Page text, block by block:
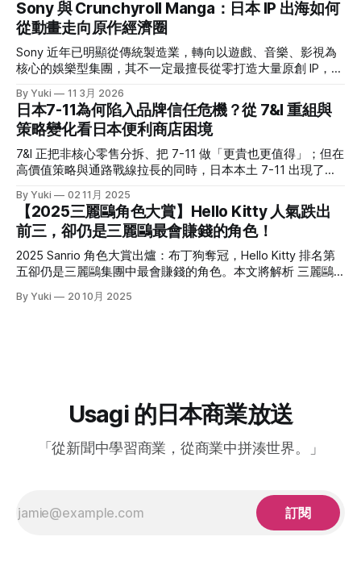
氣平價服飾店」的品牌，為什麼能連五年刷新營收？ 乍看し
まむら這個名字，可能一時間會不知道它是誰；但如果說到
「思夢樂」，那大家應該就有印象了。台灣思夢樂背後的母公
司就是しまむら集團。翻看其最新一期財報(1)，營收已經連創
5 年新高，一年約 6,600 億日幣的規模，直逼無印良品。 在
日本 20-30歲女生喜歡的平價品牌調查中，しまむら的排行甚
至不輸 UNIQLO。 可以說，現在的しまむら跟我腦海中的「平
價＋基本款」差很多，不只一堆聯名款服飾，版型也沒那麼
「老氣」，重點是價格依然友善。 究竟しまむら是靠著什麼
樣的商業模式在競爭激烈的日本服飾品牌中存活？又是靠著什
麼樣的經營策略屢屢能夠在日本社群上掀起話題？ 這篇文章
將帶大家解析しまむら集團背後的故事。 しまむら到底是一
家什麼樣的公司？
Sony 與 Crunchyroll Manga：日本 IP 出海如何
從動畫走向原作經濟圈
Sony 近年已明顯從傳統製造業，轉向以遊戲、音樂、影視為
核心的娛樂型集團，其不一定最擅長從零打造大量原創 IP，但
2021年，Sony 收購美國的 Crunchyroll，並與自家的
Funimation 合併，之後其逐漸成為日本以外最具代表性的動畫
串流平台之一。意識到近年動畫粉反哺原作的巨大經濟潛力
後，Crunchyroll 在去年 10 月正式於美國與加拿大推出
Crunchyroll Manga。 ◎本文重點 * Sony 近年已明顯轉型為娛
讓它更有能力透過投資、併購與整合，放大既有 IP 的價值。 *
日本 IP 出海雖然常靠動畫打開知名度，但原作端的承接一直
不完整；海外很多觀眾看得到動畫，卻接不到正版漫畫，導致
熱度停在平台外，甚至流向盜版。 * Crunchyroll Manga 的意
義，不只是多一個漫畫功能，
By Yuki 11 3月 2026
日本7-11為何陷入品牌信任危機？從 7&I 重組與
策略變化看日本便利商店困境
7&I 正把非核心零售分拆、把 7-11 做「更貴也更值得」；但在
高價值策略與通路戰線拉長的同時，日本本土 7-11 出現了罕
年秋冬商品起，7&I控股旗下的伊藤洋華堂（イトーヨーカ
堂）將正式停止與日本服飾大廠 Adastria 的合作，終結短短兩
年的策略聯盟。 但早在今年3月，7&I 就已宣布將旗下非便利
商店相關事業獨立切割，設立新公司「ヨークHD」。伊藤洋
華堂即是被切割的核心對象之一，這項舉措被外界解讀為：為
了因應加拿大便利商巨頭 ACT（Alimentation Couche-Tard）
可能的收購案，提前做出業務清理與專注本業的佈局。 雖然
By Yuki 02 11月 2025
【2025三麗鷗角色大賞】Hello Kitty 人氣跌出
前三，卻仍是三麗鷗最會賺錢的角色！
2025 Sanrio 角色大賞出爐：布丁狗奪冠，Hello Kitty 排名第
五卻仍是三麗鷗集團中最會賺錢的角色。本文將解析 三麗鷗
今年的三麗鷗角色大賞由布丁狗擠下大耳狗、帕恰狗與酷洛
別是巧克貓（Chococat）這個角色，今年比去年竟然一口氣
上升二十二名。而其主要受眾正是成長增幅超過100％的歐美
人氣不等於營收：觸及和「支出喚起」是兩件事
By Yuki 20 10月 2025
Usagi 的日本商業放送
「從新聞中學習商業，從商業中拼湊世界。」
訂閱